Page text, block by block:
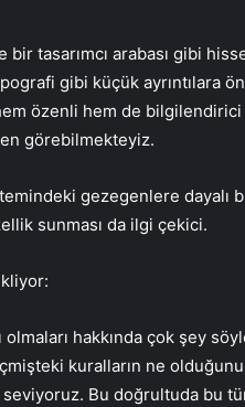
tasarımcı arabası gibi
gibi küçük ayrıntılara
özenli hem de
görebilmekteyiz.
gezegenlere dayalı
sunması da ilgi çekici.
hakkında çok şey
kuralların ne
seviyoruz. Bu doğrultuda bu